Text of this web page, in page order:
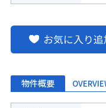
お気に入り追
物件概要